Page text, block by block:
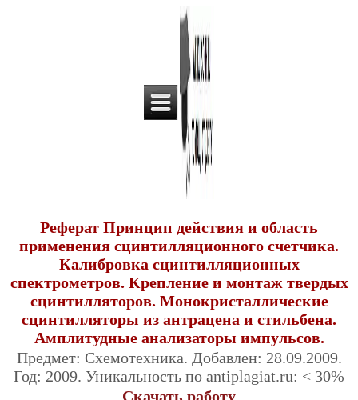
Реферат Принцип действия и область
применения сцинтилляционного счетчика.
Калибровка сцинтилляционных
спектрометров. Крепление и монтаж твердых
сцинтилляторов. Монокристаллические
сцинтилляторы из антрацена и стильбена.
Амплитудные анализаторы импульсов.
Предмет: Схемотехника. Добавлен: 28.09.2009.
Год: 2009. Уникальность по antiplagiat.ru: < 30%
Скачать работу